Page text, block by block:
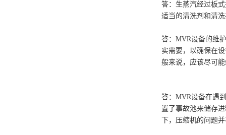
答：生蒸汽经过板
适当的清洗剂和清
答：MVR设备的维
实需要，以确保在
般来说，应该尽可
答：MVR设备在遇
置了事故池来储存
下，压缩机的问题